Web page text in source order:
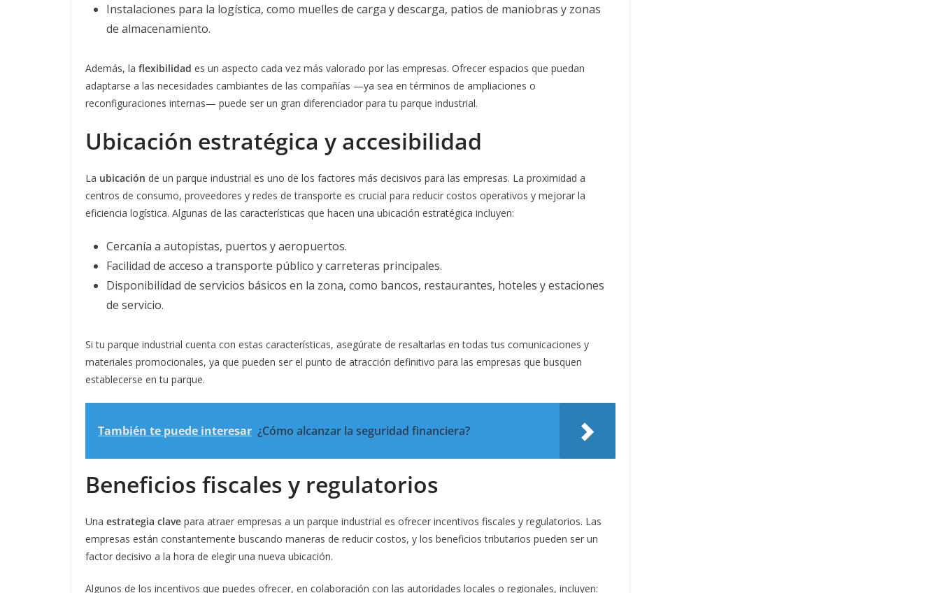
Instalaciones para la logística, como muelles de carga y descarga, patios de maniobras y zonas
de almacenamiento.
Además, la flexibilidad es un aspecto cada vez más valorado por las empresas. Ofrecer espacios que puedan
adaptarse a las necesidades cambiantes de las compañías —ya sea en términos de ampliaciones o
reconfiguraciones internas— puede ser un gran diferenciador para tu parque industrial.
Ubicación estratégica y accesibilidad
La ubicación de un parque industrial es uno de los factores más decisivos para las empresas. La proximidad a
centros de consumo, proveedores y redes de transporte es crucial para reducir costos operativos y mejorar la
eficiencia logística. Algunas de las características que hacen una ubicación estratégica incluyen:
Cercanía a autopistas, puertos y aeropuertos.
Facilidad de acceso a transporte público y carreteras principales.
Disponibilidad de servicios básicos en la zona, como bancos, restaurantes, hoteles y estaciones
de servicio.
Si tu parque industrial cuenta con estas características, asegúrate de resaltarlas en todas tus comunicaciones y
materiales promocionales, ya que pueden ser el punto de atracción definitivo para las empresas que busquen
establecerse en tu parque.
También te puede interesar ¿Cómo alcanzar la seguridad financiera?
Beneficios fiscales y regulatorios
Una estrategia clave para atraer empresas a un parque industrial es ofrecer incentivos fiscales y regulatorios. Las
empresas están constantemente buscando maneras de reducir costos, y los beneficios tributarios pueden ser un
factor decisivo a la hora de elegir una nueva ubicación.
Algunos de los incentivos que puedes ofrecer, en colaboración con las autoridades locales o regionales, incluyen: